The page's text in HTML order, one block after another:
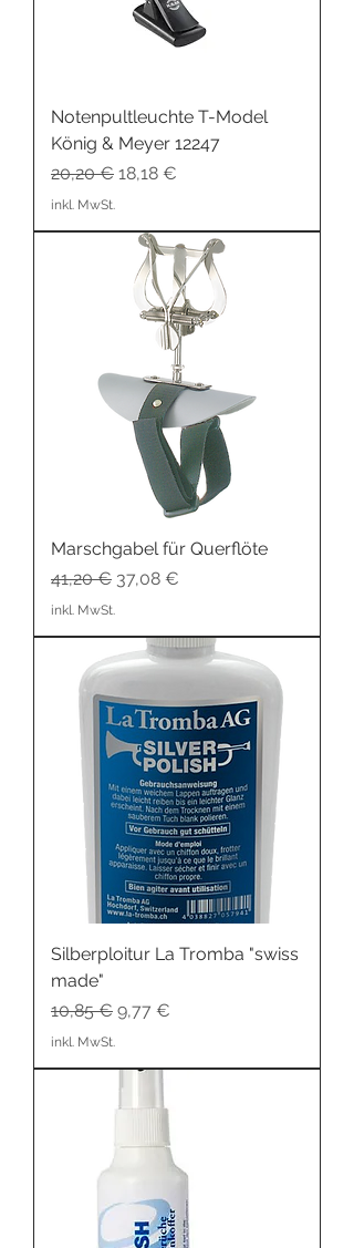
Notenpultleuchte T-Model
König & Meyer 12247
Standardpreis
20,20 € Sale-Preis
18,18 €
inkl. MwSt.
Marschgabel für Querflöte
Standardpreis
41,20 € Sale-Preis
37,08 €
inkl. MwSt.
Silberploitur La Tromba "swiss
made"
Standardpreis
10,85 € Sale-Preis
9,77 €
inkl. MwSt.